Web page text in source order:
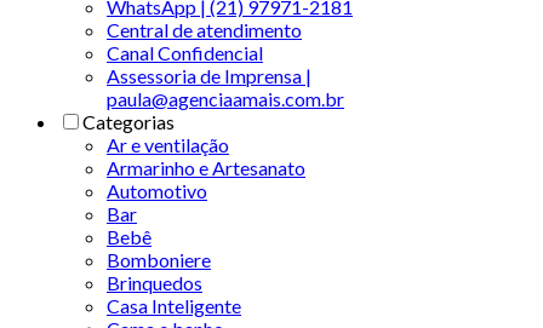
WhatsApp | (21) 97971-2181
Central de atendimento
Canal Confidencial
Assessoria de Imprensa |
paula@agenciaamais.com.br
Categorias
Ar e ventilação
Armarinho e Artesanato
Automotivo
Bar
Bebê
Bomboniere
Brinquedos
Casa Inteligente